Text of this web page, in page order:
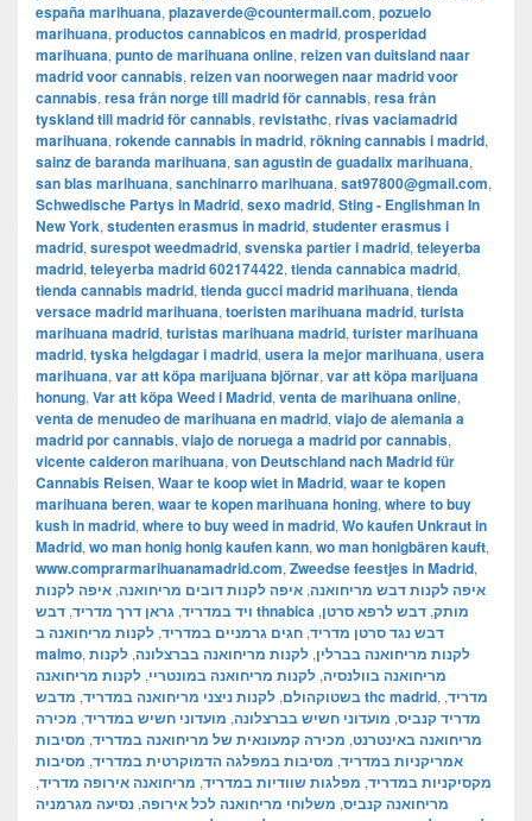
españa marihuana, plazaverde@countermail.com, pozuelo
marihuana, productos cannabicos en madrid, prosperidad
marihuana, punto de marihuana online, reizen van duitsland naar
madrid voor cannabis, reizen van noorwegen naar madrid voor
cannabis, resa från norge till madrid för cannabis, resa från
tyskland till madrid för cannabis, revistathc, rivas vaciamadrid
marihuana, rokende cannabis in madrid, rökning cannabis i madrid,
sainz de baranda marihuana, san agustin de guadalix marihuana,
san blas marihuana, sanchinarro marihuana, sat97800@gmail.com,
Schwedische Partys in Madrid, sexo madrid, Sting - Englishman In
New York, studenten erasmus in madrid, studenter erasmus i
madrid, surespot weedmadrid, svenska partier i madrid, teleyerba
madrid, teleyerba madrid 602174422, tienda cannabica madrid,
tienda cannabis madrid, tienda gucci madrid marihuana, tienda
versace madrid marihuana, toeristen marihuana madrid, turista
marihuana madrid, turistas marihuana madrid, turister marihuana
madrid, tyska helgdagar i madrid, usera la mejor marihuana, usera
marihuana, var att köpa marijuana björnar, var att köpa marijuana
honung, Var att köpa Weed i Madrid, venta de marihuana online,
venta de menudeo de marihuana en madrid, viajo de alemania a
madrid por cannabis, viajo de noruega a madrid por cannabis,
vicente calderon marihuana, von Deutschland nach Madrid für
Cannabis Reisen, Waar te koop wiet in Madrid, waar te kopen
marihuana beren, waar te kopen marihuana honing, where to buy
kush in madrid, where to buy weed in madrid, Wo kaufen Unkraut in
Madrid, wo man honig honig kaufen kann, wo man honigbären kauft,
www.comprarmarihuanamadrid.com, Zweedse feestjes in Madrid,
איפה לקנות דבש מריחואנה, איפה לקנות דובים מריחואנה, איפה לקנות
ויד במדריד, גראן דרך מדריד, דבש thnabica מותק, דבש לרפא סרטן,
דבש נגד סרטן מדריד, חגים גרמניים במדריד, לקנות מריחואנה ב
malmo, לקנות מריחואנה בברלין, לקנות מריחואנה בברצלונה, לקנות
מריחואנה בוולנסיה, לקנות מריחואנה במונטריי, לקנות מריחואנה
בשטוקהולם, לקנות ניצני מריחואנה במדריד, מדבש thc madrid, מדריד,
מדריד קנביס, מועדוני חשיש בברצלונה, מועדוני חשיש במדריד, מכירה
מריחואנה באינטרנט, מכירה קמעונאית של מריחואנה במדריד, מסיבות
אמריקניות במדריד, מסיבות במפלגה הדמוקרטית במדריד, מסיבות
מקסיקניות במדריד, מפלגות שוודיות במדריד, מריחואנה אירופה מדריד,
מריחואנה קנביס, משלוחי מריחואנה לכל אירופה, נסיעה מגרמניה